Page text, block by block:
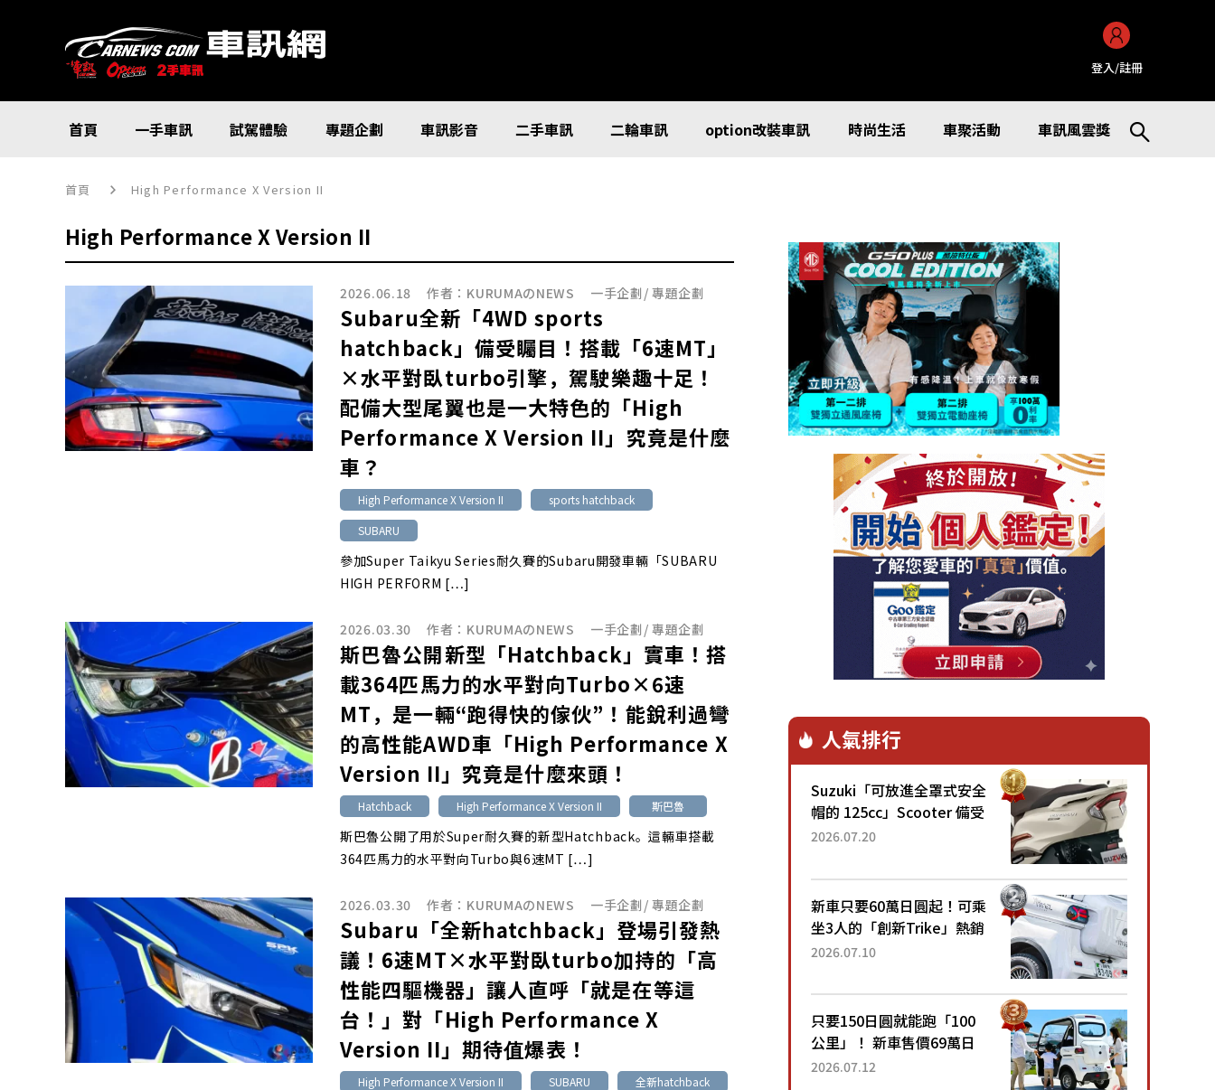
登入/註冊
首頁 一手車訊 試駕體驗 專題企劃 車訊影音 二手車訊 二輪車訊 option改裝車訊 時尚生活 車聚活動 車訊風雲獎
首頁 High Performance X Version II
High Performance X Version II
2026.06.18 作者： KURUMAのNEWS 一手企劃 /專題企劃
Subaru全新「4WD sports
hatchback」備受矚目！搭載「6速MT」
×水平對臥turbo引擎，駕駛樂趣十足！
配備大型尾翼也是一大特色的「High
Performance X Version II」究竟是什麼
車？
High Performance X Version II
sports hatchback
SUBARU
參加Super Taikyu Series耐久賽的Subaru開發車輛「SUBARU
HIGH PERFORM […]
2026.03.30 作者： KURUMAのNEWS 一手企劃 /專題企劃
斯巴魯公開新型「Hatchback」實車！搭
載364匹馬力的水平對向Turbo×6速
MT，是一輛“跑得快的傢伙”！能銳利過彎
的高性能AWD車「High Performance X
Version II」究竟是什麼來頭！
Hatchback High Performance X Version II 斯巴魯
斯巴魯公開了用於Super耐久賽的新型Hatchback。這輛車搭載
364匹馬力的水平對向Turbo與6速MT […]
2026.03.30 作者： KURUMAのNEWS 一手企劃 /專題企劃
Subaru「全新hatchback」登場引發熱
議！6速MT×水平對臥turbo加持的「高
性能四驅機器」讓人直呼「就是在等這
台！」對「High Performance X
Version II」期待值爆表！
High Performance X Version II SUBARU 全新hatchback
人氣排行
Suzuki「可放進全罩式安全
帽的 125cc」Scooter 備受
矚目！採用全新流線設計與
已陸續開始出口的新款
「B...
2026.07.20
新車只要60萬日圓起！可乘
坐3人的「創新Trike」熱銷
大賣成為人氣車款！「養車
日圓就能跑100公里」「小
朋友坐得...
2026.07.10
只要150日圓就能跑「100
公里」！ 新車售價69萬日
圓的「3人座」Trike大受歡
2026.07.12